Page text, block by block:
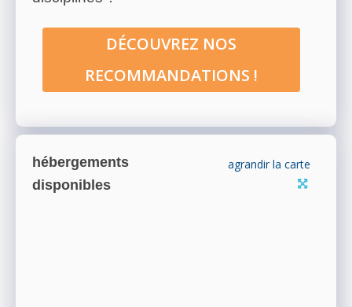
DÉCOUVREZ NOS
RECOMMANDATIONS !
hébergements
disponibles
agrandir la carte